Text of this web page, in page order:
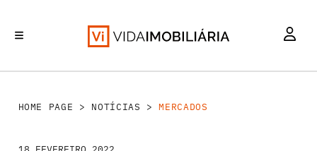
HOME PAGE > NOTÍCIAS >MERCADOS